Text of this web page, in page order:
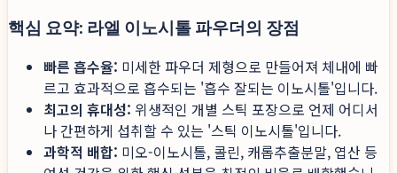
핵심 요약: 라엘 이노시톨 파우더의 장점
빠른 흡수율: 미세한 파우더 제형으로 만들어져 체내에 빠
르고 효과적으로 흡수되는 '흡수 잘되는 이노시톨'입니다.
최고의 휴대성: 위생적인 개별 스틱 포장으로 언제 어디서
나 간편하게 섭취할 수 있는 '스틱 이노시톨'입니다.
과학적 배합: 미오-이노시톨, 콜린, 캐롭추출분말, 엽산 등